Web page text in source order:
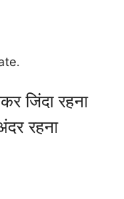
जिंदा रहना
रहना